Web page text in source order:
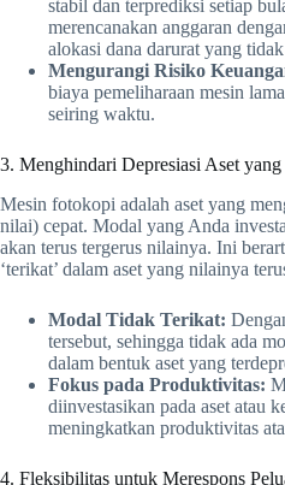
stabil dan terprediksi setiap
merencanakan anggaran
alokasi dana darurat yang
Mengurangi Risiko
biaya pemeliharaan mesin
seiring waktu.
3. Menghindari Depresiasi Aset
Mesin fotokopi adalah aset yang
nilai) cepat. Modal yang Anda
akan terus tergerus nilainya. Ini
‘terikat’ dalam aset yang nilainya
Modal Tidak Terikat:
tersebut, sehingga tidak ada
dalam bentuk aset yang
Fokus pada Produktivitas:
diinvestasikan pada aset atau
meningkatkan produktivitas
4. Fleksibilitas untuk Merespons